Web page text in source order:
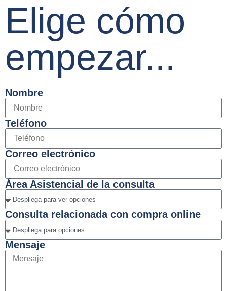
Elige cómo
empezar...
Nombre
Teléfono
Correo electrónico
Área Asistencial de la consulta
Consulta relacionada con compra online
Mensaje